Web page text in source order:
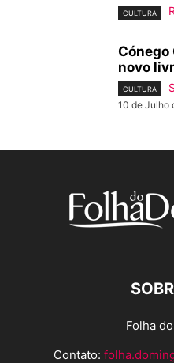
CULTURA
Cónego
novo
CULTURA
10 de Julho
Folha
Contato: